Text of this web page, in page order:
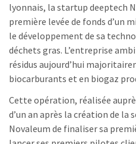
lyonnais, la startup deeptech
première levée de fonds d’un
le développement de sa
déchets gras. L’entreprise
résidus aujourd’hui
biocarburants et en biogaz
Cette opération, réalisée
d’un an après la création de
Novaleum de finaliser sa